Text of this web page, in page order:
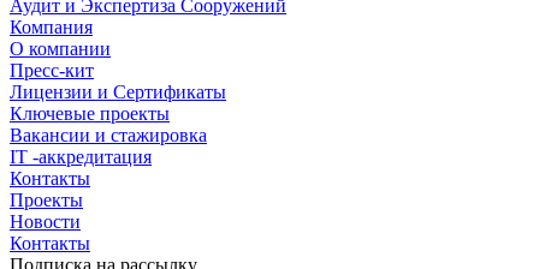
Аудит и Экспертиза Сооружений
Компания
О компании
Пресс-кит
Лицензии и Сертификаты
Ключевые проекты
Вакансии и стажировка
IT -аккредитация
Контакты
Проекты
Новости
Контакты
Подписка на рассылку